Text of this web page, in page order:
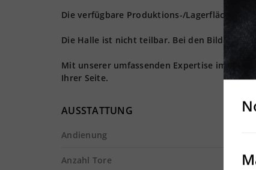
Die verfügbare Produktions-/Lagerfläche
Die Halle ist nicht teilbar. Bei den Bildern
Mit unserer umfassenden Expertise im
Ihrer Seite.
AUSSTATTUNG
Andienung
Anzahl Tore